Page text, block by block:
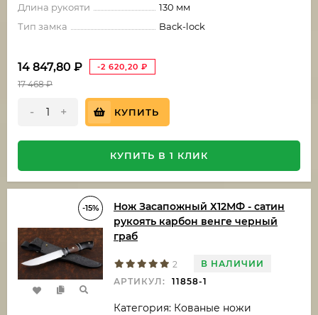
Длина рукояти
130 мм
Тип замка
Back-lock
14 847,80 ₽ -2 620,20 ₽
17 468₽
- + КУПИТЬ
КУПИТЬ В 1 КЛИК
-15%
Нож Засапожный Х12МФ - сатин
рукоять карбон венге черный
граб
2
В НАЛИЧИИ
АРТИКУЛ:
11858-1
Категория: Кованые ножи